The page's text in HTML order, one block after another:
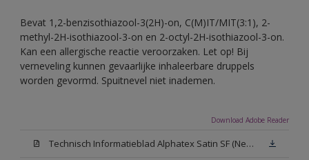
Bevat 1,2-benzisothiazool-3(2H)-on, C(M)IT/MIT(3:1), 2-
methyl-2H-isothiazool-3-on en 2-octyl-2H-isothiazool-3-on.
Kan een allergische reactie veroorzaken. Let op! Bij
verneveling kunnen gevaarlijke inhaleerbare druppels
worden gevormd. Spuitnevel niet inademen.
Download Adobe Reader
Technisch Informatieblad Alphatex Satin SF (New Livery) (PDF)